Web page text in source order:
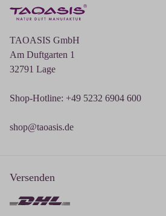
TAOASIS GmbH
Am Duftgarten 1
32791 Lage
Shop-Hotline: +49 5232 6904 600
shop@taoasis.de
Versenden